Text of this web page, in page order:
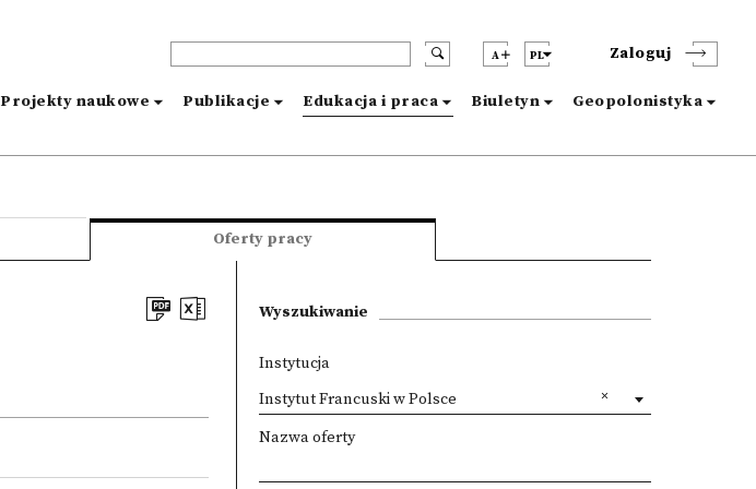
A PL Zaloguj
Projekty naukowe Publikacje Edukacja i praca Biuletyn Geopolonistyka
Oferty pracy
Wyszukiwanie
Instytucja
Instytut Francuski w Polsce
Nazwa oferty